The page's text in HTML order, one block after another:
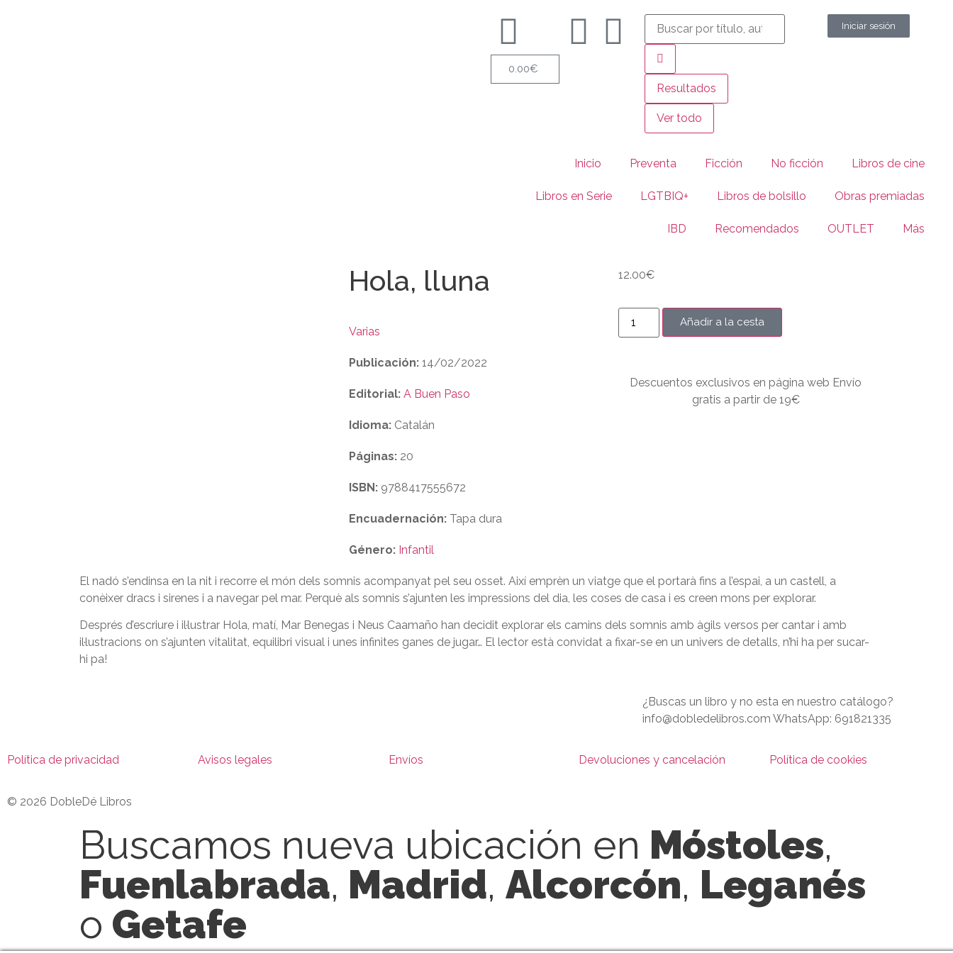
0.00€
Resultados
Ver todo
Iniciar sesión
Inicio Preventa Ficción No ficción Libros de cine
Libros en Serie LGTBIQ+ Libros de bolsillo Obras premiadas
IBD Recomendados OUTLET Más
Hola, lluna
Varias
Publicación:14/02/2022
Editorial: A Buen Paso
Idioma:Catalán
Páginas:20
ISBN:9788417555672
Encuadernación:Tapa dura
Género: Infantil
12.00€
Añadir a la cesta
Descuentos exclusivos en página web Envío
gratis a partir de 19€
El nadó s’endinsa en la nit i recorre el món dels somnis acompanyat pel seu osset. Així emprèn un viatge que el portarà fins a l’espai, a un castell, a
conèixer dracs i sirenes i a navegar pel mar. Perquè als somnis s’ajunten les impressions del dia, les coses de casa i es creen mons per explorar.
Després d’escriure i il·lustrar Hola, matí, Mar Benegas i Neus Caamaño han decidit explorar els camins dels somnis amb àgils versos per cantar i amb
il·lustracions on s’ajunten vitalitat, equilibri visual i unes infinites ganes de jugar… El lector està convidat a fixar-se en un univers de detalls, n’hi ha per sucar-
hi pa!
¿Buscas un libro y no esta en nuestro catálogo?
info@dobledelibros.com WhatsApp: 691821335
Política de privacidad Avisos legales Envíos Devoluciones y cancelación Política de cookies
© 2026 DobleDé Libros
Buscamos nueva ubicación en Móstoles,
Fuenlabrada, Madrid, Alcorcón, Leganés
o Getafe